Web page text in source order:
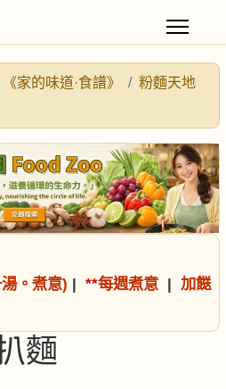
《家的味道·食譜》
粉麵天地
。煮意) | **每週煮意 | 加餸
麵